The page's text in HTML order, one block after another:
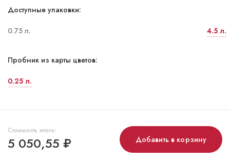
Доступные упаковки:
0.75 л. 4.5 л.
Пробник из карты цветов:
0.25 л.
Стоимость итого:
5 050,55 ₽ Добавить в корзину